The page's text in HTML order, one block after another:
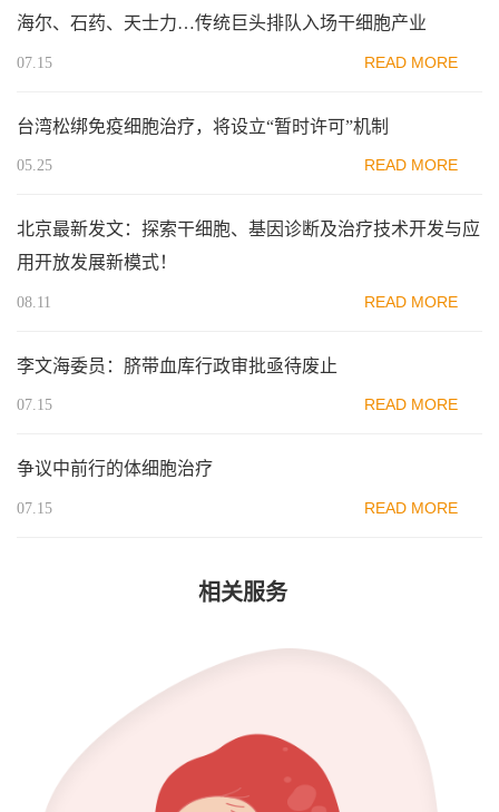
海尔、石药、天士力…传统巨头排队入场干细胞产业
07.15 READ MORE
台湾松绑免疫细胞治疗，将设立“暂时许可”机制
05.25 READ MORE
北京最新发文：探索干细胞、基因诊断及治疗技术开发与应
用开放发展新模式！
08.11 READ MORE
李文海委员：脐带血库行政审批亟待废止
07.15 READ MORE
争议中前行的体细胞治疗
07.15 READ MORE
相关服务